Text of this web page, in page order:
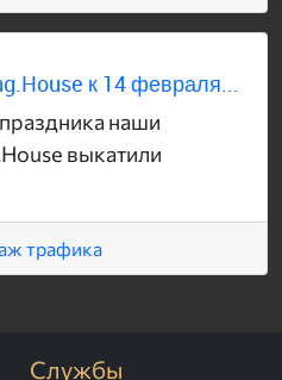
к 14 февраля...
наши
выкатили
трафика
Службы